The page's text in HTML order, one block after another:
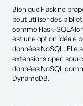
Bien que Flask ne
peut utiliser des
comme Flask-
est une option idéale
données NoSQL. Elle
extensions open
données NoSQL
DynamoDB.